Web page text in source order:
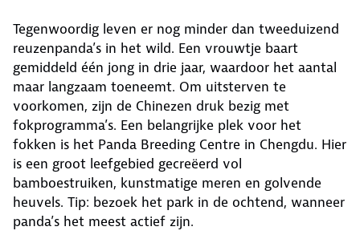
Tegenwoordig leven er nog minder dan tweeduizend
reuzenpanda’s in het wild. Een vrouwtje baart
gemiddeld één jong in drie jaar, waardoor het aantal
maar langzaam toeneemt. Om uitsterven te
voorkomen, zijn de Chinezen druk bezig met
fokprogramma’s. Een belangrijke plek voor het
fokken is het Panda Breeding Centre in Chengdu. Hier
is een groot leefgebied gecreëerd vol
bamboestruiken, kunstmatige meren en golvende
heuvels. Tip: bezoek het park in de ochtend, wanneer
panda’s het meest actief zijn.